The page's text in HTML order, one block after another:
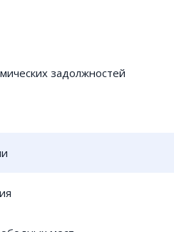
задолжностей